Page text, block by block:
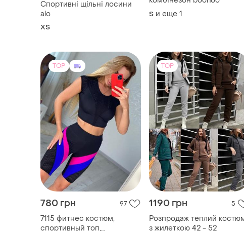
TOP
780 грн
7115 фитнес костюм,
спортивный топ,
спортивные лосины,
костюм для спортзала
34 / XS / 42 и еще
TOP
1190 грн 5
Розпродаж теплий
з жилеткою 42 - 52
42-44 и еще 2